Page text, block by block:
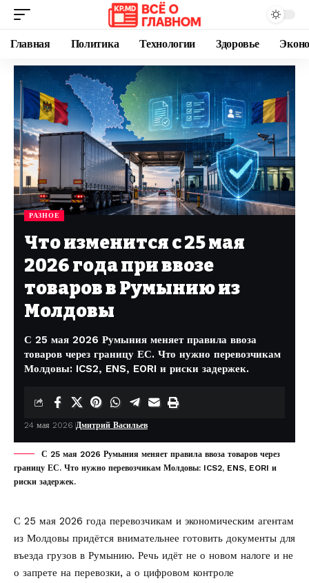
Главная Политика Технологии Здоровье
РАЗНОЕ
Что изменится с 25 мая
2026 года при ввозе
товаров в Румынию из
Молдовы
С 25 мая 2026 Румыния меняет правила ввоза
товаров через границу ЕС. Что нужно перевозчикам
Молдовы: ICS2, ENS, EORI и риски задержек.
24 мая 2026 Дмитрий Васильев
С 25 мая 2026 Румыния меняет правила ввоза товаров через
границу ЕС. Что нужно перевозчикам Молдовы: ICS2, ENS, EORI и
риски задержек.
С 25 мая 2026 года перевозчикам и экономическим агентам
из Молдовы придётся внимательнее готовить документы для
въезда грузов в Румынию. Речь идёт не о новом налоге и не
о запрете на перевозки, а о цифровом контроле